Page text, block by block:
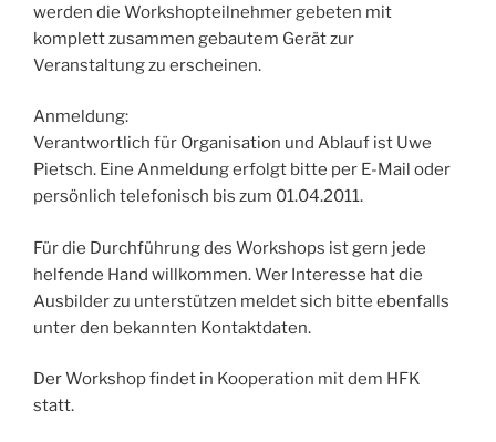
werden die Workshopteilnehmer gebeten mit
komplett zusammen gebautem Gerät zur
Veranstaltung zu erscheinen.
Anmeldung:
Verantwortlich für Organisation und Ablauf ist Uwe
Pietsch. Eine Anmeldung erfolgt bitte per E-Mail oder
persönlich telefonisch bis zum 01.04.2011.
Für die Durchführung des Workshops ist gern jede
helfende Hand willkommen. Wer Interesse hat die
Ausbilder zu unterstützen meldet sich bitte ebenfalls
unter den bekannten Kontaktdaten.
Der Workshop findet in Kooperation mit dem HFK
statt.